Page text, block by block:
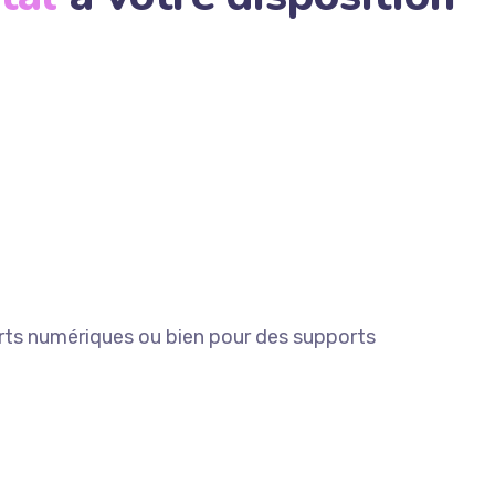
numériques ou bien pour des supports